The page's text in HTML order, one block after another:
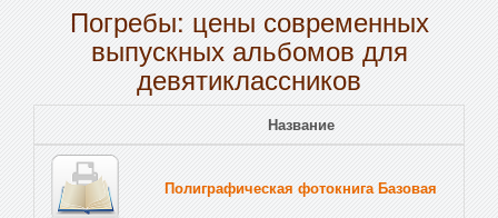
Погребы: цены современных
выпускных альбомов для
девятиклассников
Название
Полиграфическая фотокнига Базовая